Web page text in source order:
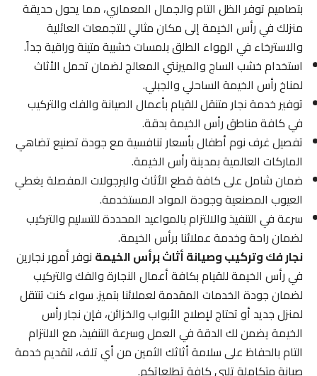
بتصاميم توفر الظل التام والجمال المعماري، مما يحول حديقة
منزلك في رأس الخيمة إلى مكان مثالي للتجمعات العائلية
والاسترخاء في الهواء الطلق بلمسات خشبية متينة وراقية جداً.
استخدام خشب الساج والميرنتي المعالج لضمان تحمل الأثاث
لمناخ رأس الخيمة الساحلي والجبلي.
توفير خدمة نجار متنقل للقيام بأعمال الصيانة والفك والتركيب
في كافة مناطق رأس الخيمة بدقة.
تفصيل غرف نوم أطفال بأسعار تنافسية مع جودة تصنيع تضاهي
الماركات العالمية بمدينة رأس الخيمة.
ضمان شامل على كافة قطع الأثاث والبرجولات المفصلة يغطي
العيوب المصنعية وجودة المواد المستخدمة.
سرعة في التنفيذ والالتزام بالمواعيد المحددة للتسليم والتركيب
لضمان راحة وخدمة عملائنا برأس الخيمة.
نجار فك وتركيب وصيانة أثاث برأس الخيمةنوفر أمهر نجارين
في رأس الخيمة للقيام بكافة أعمال النجارة والفك والتركيب
لضمان جودة الخدمات المقدمة لعملائنا بتميز. سواء كنت تنتقل
لمنزل جديد أو تحتاج لإصلاح الأبواب والخزائن، فإن نجار رأس
الخيمة يضمن لك الدقة في العمل وسرعة التنفيذ، مع الالتزام
التام بالحفاظ على سلامة أثاثك الثمين من أي تلف، لتقديم خدمة
صيانة متكاملة تلبي كافة تطلعاتكم.